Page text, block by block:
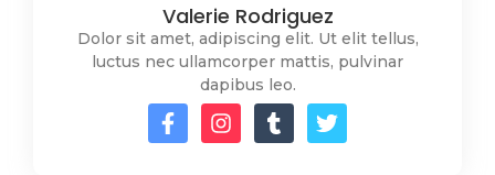
Valerie Rodriguez
Dolor sit amet, adipiscing elit. Ut elit tellus,
luctus nec ullamcorper mattis, pulvinar
dapibus leo.